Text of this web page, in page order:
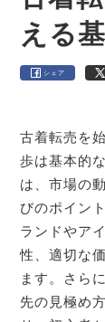
える
シェア
古着転売を
歩は基本的
は、市場の
びのポイン
ランドやア
性、適切な
ます。さら
先の見極め